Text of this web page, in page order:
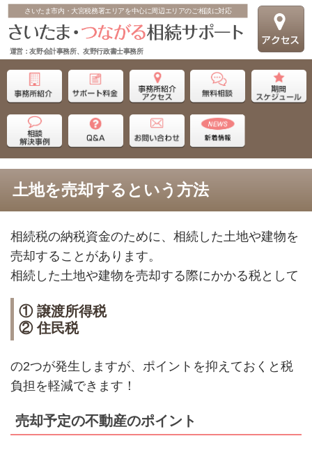
さいたま市内・大宮税務署エリアを中心に周辺エリアのご相談に対応
運営：友野会計事務所、友野行政書士事務所
土地を売却するという方法
相続税の納税資金のために、相続した土地や建物を
売却することがあります。
相続した土地や建物を売却する際にかかる税として
① 譲渡所得税
② 住民税
の2つが発生しますが、ポイントを抑えておくと税
負担を軽減できます！
売却予定の不動産のポイント